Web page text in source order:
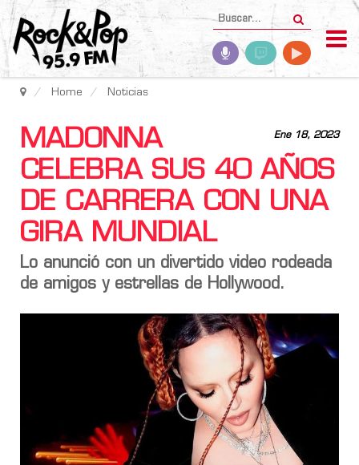
Home Noticias
Ene 18, 2023
MADONNA
CELEBRA SUS 40 AÑOS
DE CARRERA CON UNA
GIRA MUNDIAL
Lo anunció con un divertido video rodeada
de amigos y estrellas de Hollywood.